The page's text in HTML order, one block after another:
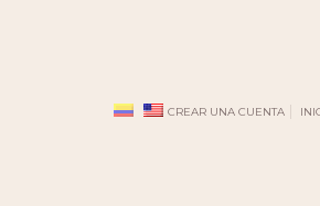
CREAR UNA CUENTA